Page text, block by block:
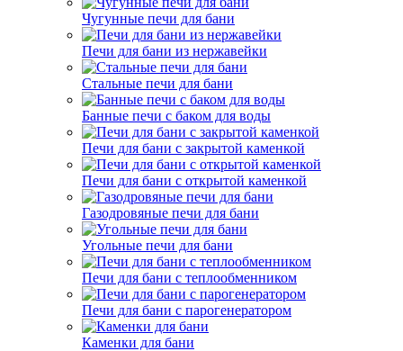
Чугунные печи для бани
Печи для бани из нержавейки
Стальные печи для бани
Банные печи с баком для воды
Печи для бани с закрытой каменкой
Печи для бани с открытой каменкой
Газодровяные печи для бани
Угольные печи для бани
Печи для бани с теплообменником
Печи для бани с парогенератором
Каменки для бани